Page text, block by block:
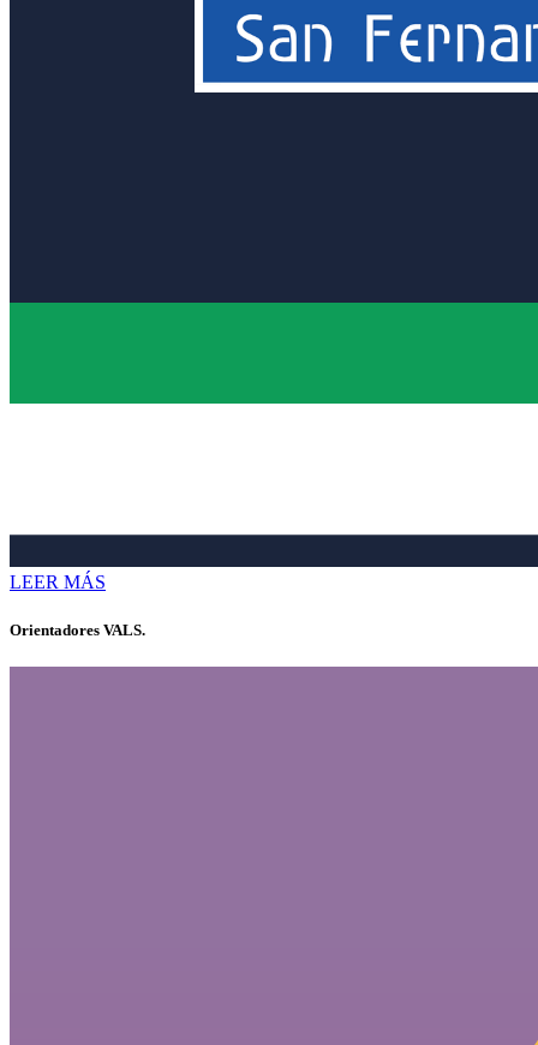
LEER MÁS
Orientadores VALS.